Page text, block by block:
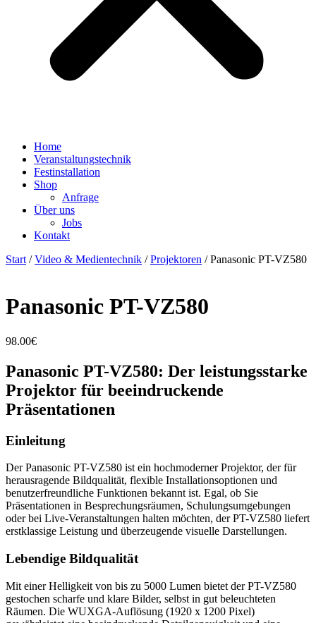
Home
Veranstaltungstechnik
Festinstallation
Shop
Anfrage
Über uns
Jobs
Kontakt
Start /Video & Medientechnik /Projektoren / Panasonic PT-VZ580
Panasonic PT-VZ580
98.00€
Panasonic PT-VZ580: Der leistungsstarke
Projektor für beeindruckende
Präsentationen
Einleitung
Der Panasonic PT-VZ580 ist ein hochmoderner Projektor, der für
herausragende Bildqualität, flexible Installationsoptionen und
benutzerfreundliche Funktionen bekannt ist. Egal, ob Sie
Präsentationen in Besprechungsräumen, Schulungsumgebungen
oder bei Live-Veranstaltungen halten möchten, der PT-VZ580 liefert
erstklassige Leistung und überzeugende visuelle Darstellungen.
Lebendige Bildqualität
Mit einer Helligkeit von bis zu 5000 Lumen bietet der PT-VZ580
gestochen scharfe und klare Bilder, selbst in gut beleuchteten
Räumen. Die WUXGA-Auflösung (1920 x 1200 Pixel)